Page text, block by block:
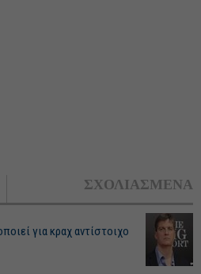
ΣΧΟΛΙΑΣΜΕΝΑ
για κραχ αντίστοιχο